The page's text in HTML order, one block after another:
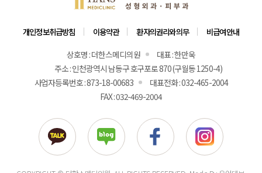
개인정보취급방침 이용약관 환자의권리와의무
비급여안내
상호명 : 더한스메디의원
대표 : 한만욱
주소 : 인천광역시 남동구 호구포로 870 (구월동 1250-4)
사업자등록번호 : 873-18-00683
대표전화 : 032-465-2004
FAX : 032-469-2004